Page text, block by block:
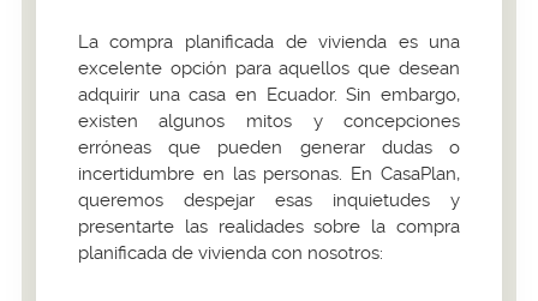
La compra planificada de vivienda es una
excelente opción para aquellos que desean
adquirir una casa en Ecuador. Sin embargo,
existen algunos mitos y concepciones
erróneas que pueden generar dudas o
incertidumbre en las personas. En CasaPlan,
queremos despejar esas inquietudes y
presentarte las realidades sobre la compra
planificada de vivienda con nosotros: